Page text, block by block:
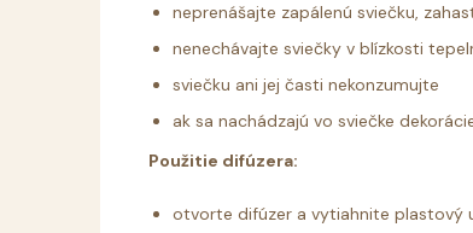
neprenášajte zapálenú sviečku,
nenechávajte sviečky v blízkosti
sviečku ani jej časti nekonzumujte
ak sa nachádzajú vo sviečke
Použitie difúzera:
otvorte difúzer a vytiahnite plastový